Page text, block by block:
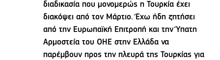
διαδικασία που μονομερώς η Τουρκία έχει
διακόψει από τον Μάρτιο. Έχω ήδη ζητήσει
από την Ευρωπαϊκή Επιτροπή και την Ύπατη
Αρμοστεία του ΟΗΕ στην Ελλάδα να
παρέμβουν προς την πλευρά της Τουρκίας για